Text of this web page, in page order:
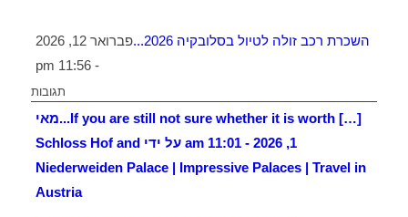
השכרת רכב זולה לטיול בסלובקיה 2026...
פברואר 12, 2026
- 11:56 pm
תגובות
[…] If you are still not sure whether it is worth...
מאי
1, 2026 - 11:01 am על ידי Schloss Hof and
Niederweiden Palace | Impressive Palaces | Travel in
Austria